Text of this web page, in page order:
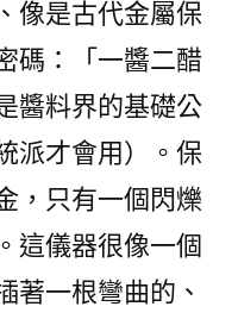
像是古代金屬保
碼：「一醬二醋
醬料界的基礎公
派才會用）。保
，只有一個閃爍
這儀器很像一個
著一根彎曲的、